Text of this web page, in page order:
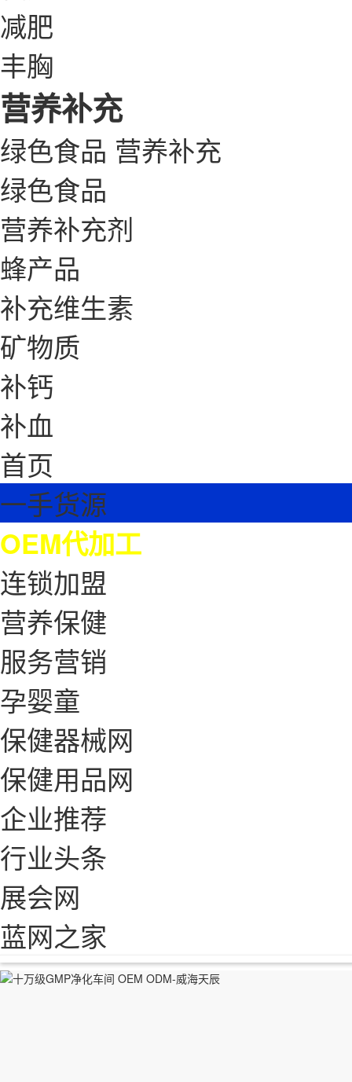
减肥
丰胸
营养补充
绿色食品 营养补充
绿色食品
营养补充剂
蜂产品
补充维生素
矿物质
补钙
补血
首页
一手货源
OEM代加工
连锁加盟
营养保健
服务营销
孕婴童
保健器械网
保健用品网
企业推荐
行业头条
展会网
蓝网之家